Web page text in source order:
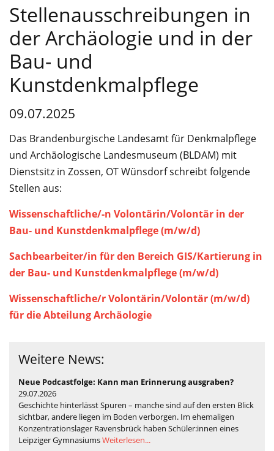
Publikationen
Service
Stellenausschreibungen in
der Archäologie und in der
Bau- und
Kunstdenkmalpflege
09.07.2025
Das Brandenburgische Landesamt für Denkmalpflege
und Archäologische Landesmuseum (BLDAM) mit
Dienstsitz in Zossen, OT Wünsdorf schreibt folgende
Stellen aus:
Wissenschaftliche/-n Volontärin/Volontär in der
Bau- und Kunstdenkmalpflege (m/w/d)
Sachbearbeiter/in für den Bereich GIS/Kartierung in
der Bau- und Kunstdenkmalpflege (m/w/d)
Wissenschaftliche/r Volontärin/Volontär (m/w/d)
für die Abteilung Archäologie
Weitere News:
Neue Podcastfolge: Kann man Erinnerung ausgraben?
29.07.2026
Geschichte hinterlässt Spuren – manche sind auf den ersten Blick
sichtbar, andere liegen im Boden verborgen. Im ehemaligen
Konzentrationslager Ravensbrück haben Schüler:innen eines
Leipziger GymnasiumsWeiterlesen...